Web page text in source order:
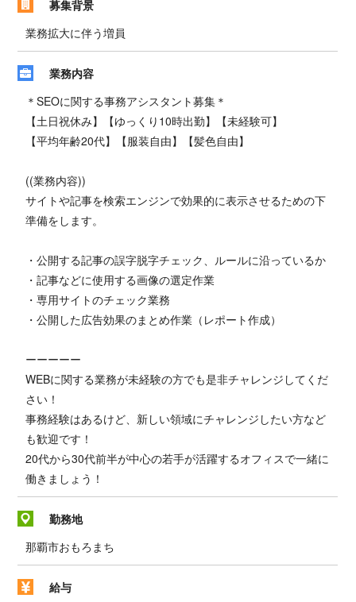
募集背景
業務拡大に伴う増員
業務内容
＊SEOに関する事務アシスタント募集＊
【土日祝休み】【ゆっくり10時出勤】【未経験可】
【平均年齢20代】【服装自由】【髪色自由】
((業務内容))
サイトや記事を検索エンジンで効果的に表示させるための下
準備をします。
・公開する記事の誤字脱字チェック、ルールに沿っているか
・記事などに使用する画像の選定作業
・専用サイトのチェック業務
・公開した広告効果のまとめ作業（レポート作成）
ーーーーー
WEBに関する業務が未経験の方でも是非チャレンジしてくだ
さい！
事務経験はあるけど、新しい領域にチャレンジしたい方など
も歓迎です！
20代から30代前半が中心の若手が活躍するオフィスで一緒に
働きましょう！
勤務地
那覇市おもろまち
給与